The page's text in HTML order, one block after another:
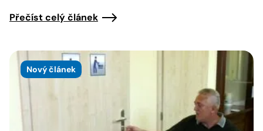
Přečíst celý článek
Nový článek